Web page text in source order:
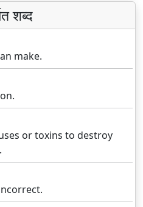
शब्द
make.
or toxins to destroy